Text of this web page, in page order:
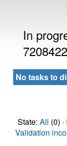
In
7208422
No tasks to
State: All (0)
Validation